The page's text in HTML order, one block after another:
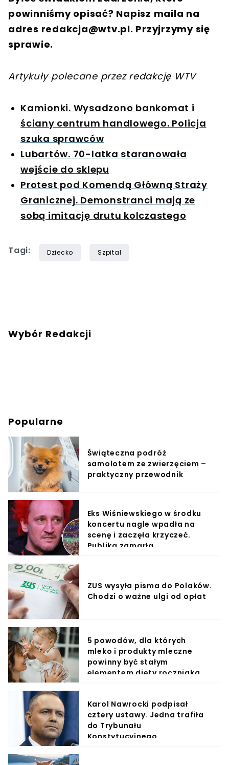
powinniśmy opisać? Napisz maila na
adres redakcja@wtv.pl. Przyjrzymy się
sprawie.
Artykuły polecane przez redakcję WTV
Kamionki. Wysadzono bankomat i
ściany centrum handlowego. Policja
szuka sprawców
Lubartów. 70-latka staranowała
wejście do sklepu
Protest pod Komendą Główną Straży
Granicznej. Demonstranci mają ze
sobą imitację drutu kolczastego
Tagi: Dziecko Szpital
Wybór Redakcji
Popularne
Świąteczna podróż
samolotem ze zwierzęciem –
praktyczny przewodnik
Eks Wiśniewskiego w środku
koncertu nagle wpadła na
scenę i zaczęła krzyczeć.
Publika zamarła
ZUS wysyła pisma do Polaków.
Chodzi o ważne ulgi od opłat
5 powodów, dla których
mleko i produkty mleczne
powinny być stałym
elementem diety roczniaka
Karol Nawrocki podpisał
cztery ustawy. Jedna trafiła
do Trybunału
Konstytucyjnego